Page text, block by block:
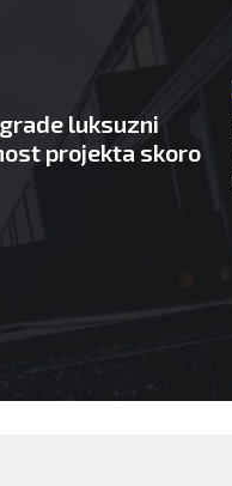
luksuzni
projekta skoro